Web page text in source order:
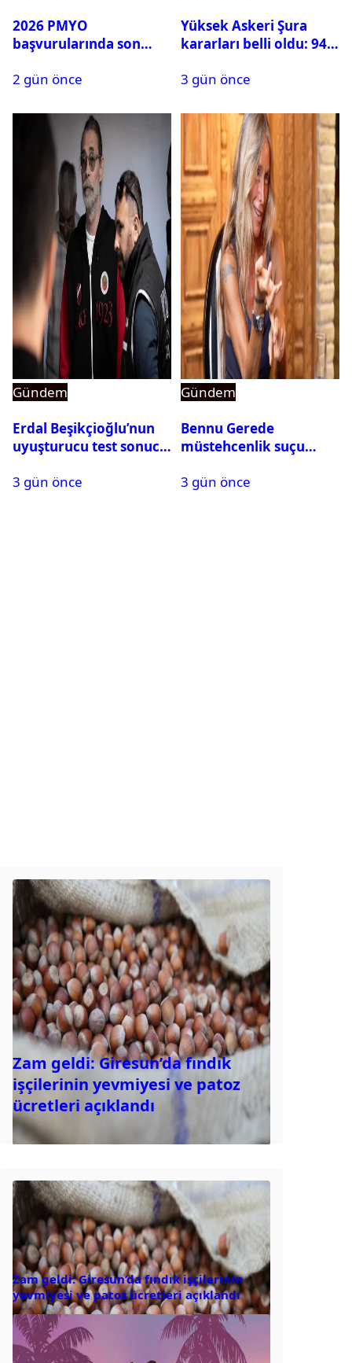
2026 PMYO
başvurularında son
2 gün önce
Yüksek Askeri Şura
kararları belli oldu: 94
3 gün önce
Gündem
Erdal Beşikçioğlu’nun
uyuşturucu test sonucu
3 gün önce
Gündem
Bennu Gerede
müstehcenlik suçu
alındı
3 gün önce
Zam geldi: Giresun’da fındık
işçilerinin yevmiyesi ve patoz
ücretleri açıklandı
Zam geldi: Giresun’da fındık işçilerinin
yevmiyesi ve patoz ücretleri açıklandı